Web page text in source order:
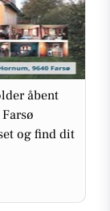
åbent
og find dit